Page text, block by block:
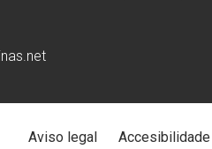
Aviso legal Accesibilidade